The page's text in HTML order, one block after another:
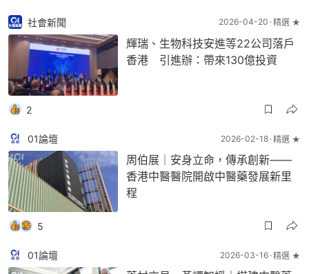
社會新聞 2026-04-20 精選 ★
輝瑞、生物科技安進等22公司落戶
香港 引進辦：帶來130億投資
2
01論壇 2026-02-18 精選 ★
周伯展｜安身立命，傳承創新——
香港中醫醫院開啟中醫藥發展新里
程
5
01論壇 2026-03-16 精選 ★